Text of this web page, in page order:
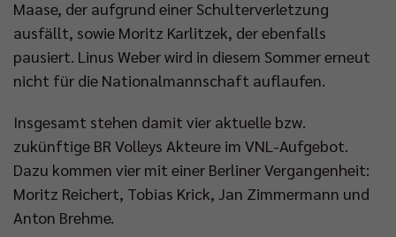
Maase, der aufgrund einer Schulterverletzung
ausfällt, sowie Moritz Karlitzek, der ebenfalls
pausiert. Linus Weber wird in diesem Sommer erneut
nicht für die Nationalmannschaft auflaufen.
Insgesamt stehen damit vier aktuelle bzw.
zukünftige BR Volleys Akteure im VNL-Aufgebot.
Dazu kommen vier mit einer Berliner Vergangenheit:
Moritz Reichert, Tobias Krick, Jan Zimmermann und
Anton Brehme.